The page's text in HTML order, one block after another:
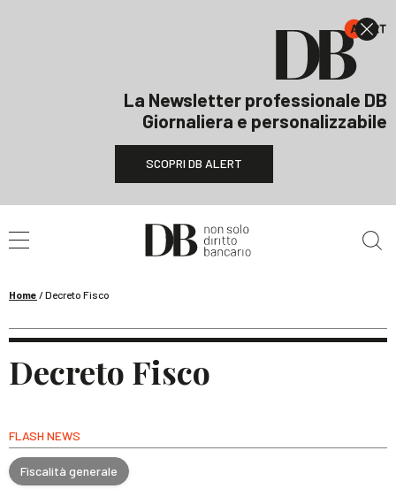
La Newsletter professionale DB
Giornaliera e personalizzabile
SCOPRI DB ALERT
Home /Decreto Fisco
Decreto Fisco
FLASH NEWS
Fiscalità generale